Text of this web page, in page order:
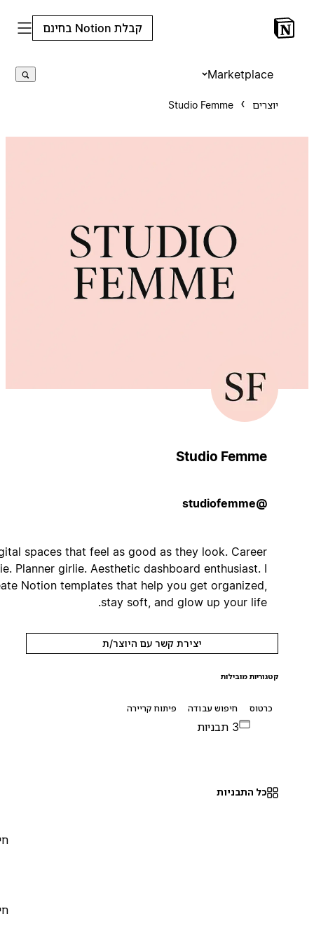
קבלת Notion בחינם
Marketplace
Studio Femme
Studio Femme
Digital spaces that feel as good as they look. Career
girlie. Planner girlie. Aesthetic dashboard enthusiast. I
create Notion templates that help you get organized,
stay soft, and glow up your life.
יצירת קשר עם היוצר/ת
קטגוריות מובילות
חיפוש עבודה פיתוח קריירה
כל התבניות
0
0